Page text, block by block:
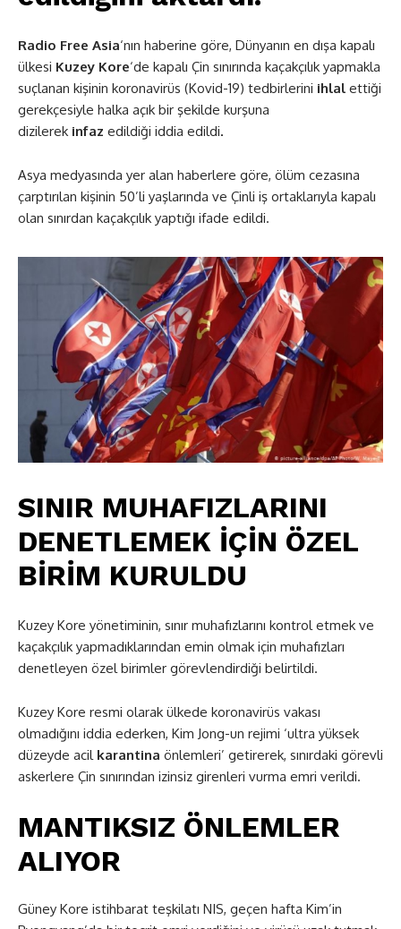
Radio Free Asia‘nın haberine göre, Dünyanın en dışa kapalı
ülkesi Kuzey Kore‘de kapalı Çin sınırında kaçakçılık yapmakla
suçlanan kişinin koronavirüs (Kovid-19) tedbirlerini ihlal ettiği
gerekçesiyle halka açık bir şekilde kurşuna
dizilerek infaz edildiği iddia edildi.
Asya medyasında yer alan haberlere göre, ölüm cezasına
çarptırılan kişinin 50’li yaşlarında ve Çinli iş ortaklarıyla kapalı
olan sınırdan kaçakçılık yaptığı ifade edildi.
SINIR MUHAFIZLARINI
DENETLEMEK İÇİN ÖZEL
BİRİM KURULDU
Kuzey Kore yönetiminin, sınır muhafızlarını kontrol etmek ve
kaçakçılık yapmadıklarından emin olmak için muhafızları
denetleyen özel birimler görevlendirdiği belirtildi.
Kuzey Kore resmi olarak ülkede koronavirüs vakası
olmadığını iddia ederken, Kim Jong-un rejimi ‘ultra yüksek
düzeyde acil karantina önlemleri’ getirerek, sınırdaki görevli
askerlere Çin sınırından izinsiz girenleri vurma emri verildi.
MANTIKSIZ ÖNLEMLER
ALIYOR
Güney Kore istihbarat teşkilatı NIS, geçen hafta Kim’in